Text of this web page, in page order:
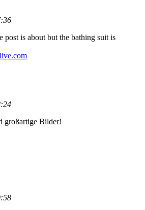
post is about but the bathing suit is
großartige Bilder!